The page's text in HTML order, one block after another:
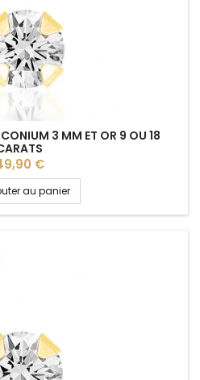
3 MM ET OR 9 OU 18
€
au panier